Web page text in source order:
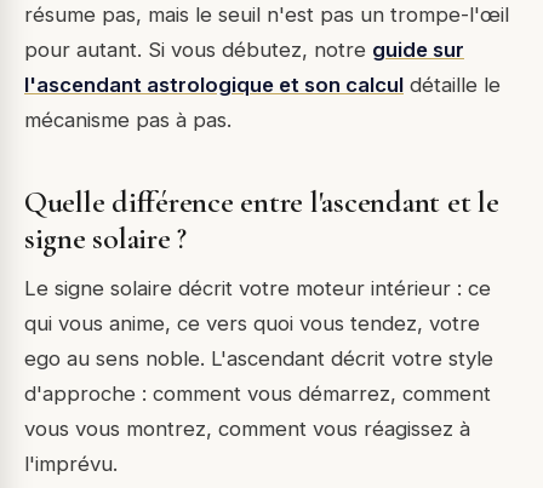
résume pas, mais le seuil n'est pas un trompe-l'œil
pour autant. Si vous débutez, notre guide sur
l'ascendant astrologique et son calcul détaille le
mécanisme pas à pas.
Quelle différence entre l'ascendant et le
signe solaire ?
Le signe solaire décrit votre moteur intérieur : ce
qui vous anime, ce vers quoi vous tendez, votre
ego au sens noble. L'ascendant décrit votre style
d'approche : comment vous démarrez, comment
vous vous montrez, comment vous réagissez à
l'imprévu.